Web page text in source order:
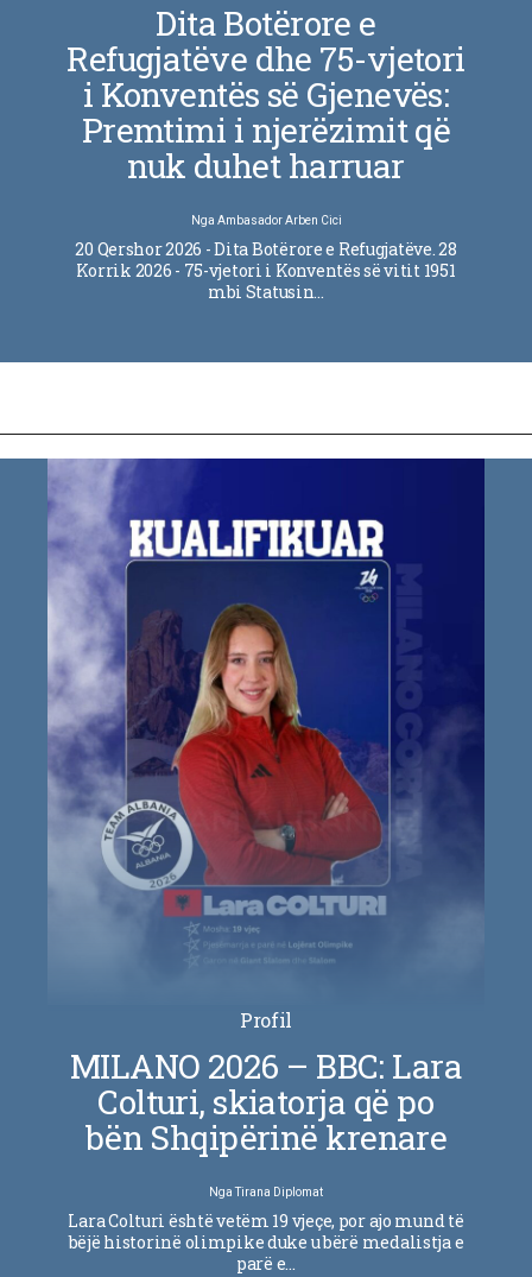
Dita Botërore e
Refugjatëve dhe 75-vjetori
i Konventës së Gjenevës:
Premtimi i njerëzimit që
nuk duhet harruar
Nga Ambasador Arben Cici
20 Qershor 2026 - Dita Botërore e Refugjatëve. 28
Korrik 2026 - 75-vjetori i Konventës së vitit 1951
mbi Statusin…
Profil
MILANO 2026 – BBC: Lara
Colturi, skiatorja që po
bën Shqipërinë krenare
NgaTirana Diplomat
Lara Colturi është vetëm 19 vjeçe, por ajo mund të
bëjë historinë olimpike duke u bërë medalistja e
parë e…